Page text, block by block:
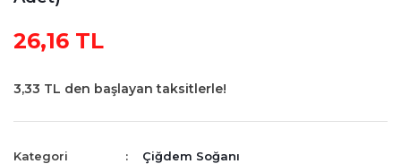
26,16 TL
3,33 TL den başlayan taksitlerle!
Kategori
Çiğdem Soğanı